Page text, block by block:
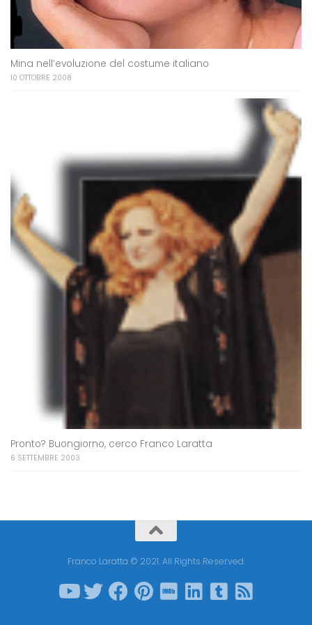
Mina nell’evoluzione del costume italiano
10 OTTOBRE 2008
Pronto? Buongiorno, cerco Franco Laratta
6 SETTEMBRE 2003
Franco Laratta © 2021. All Rights Reserved.